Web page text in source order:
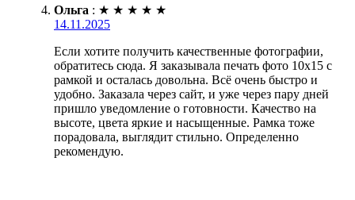
Ольга : ★ ★ ★ ★ ★
14.11.2025
Если хотите получить качественные фотографии,
обратитесь сюда. Я заказывала печать фото 10х15 с
рамкой и осталась довольна. Всё очень быстро и
удобно. Заказала через сайт, и уже через пару дней
пришло уведомление о готовности. Качество на
высоте, цвета яркие и насыщенные. Рамка тоже
порадовала, выглядит стильно. Определенно
рекомендую.